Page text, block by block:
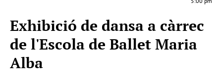
Exhibició de dansa a càrrec
de l'Escola de Ballet Maria
Alba